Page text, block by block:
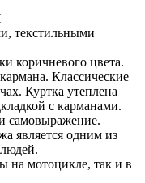
текстильными
коричневого цвета.
Классические
Куртка утеплена
с карманами.
самовыражение.
является одним из
на мотоцикле, так и в